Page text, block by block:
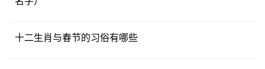
十二生肖与春节的习俗有哪些